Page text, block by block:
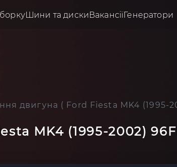
Шини та дискиВакансіїГенератори
двигуна ( Ford Fiesta MK4 (1995-
MK4 (1995-2002)